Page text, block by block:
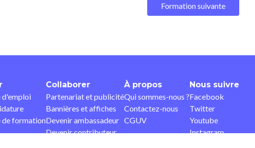
Formation suivante
d'emploi
de formation
Collaborer
Partenariat et publicité
Bannières et affiches
Devenir ambassadeur
Devenir contributeur
À propos
Qui sommes-nous ?
Contactez-nous
CGUV
Nous suivre
Facebook
Twitter
Youtube
Instagram